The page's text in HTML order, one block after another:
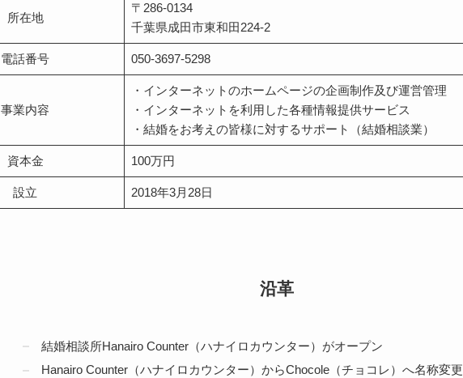
所在地
〒286-0134
千葉県成田市東和田224-2
電話番号 050-3697-5298
事業内容
・インターネットのホームページの企画制作及び運営管理
・インターネットを利用した各種情報提供サービス
・結婚をお考えの皆様に対するサポート（結婚相談業）
資本金 100万円
設立 2018年3月28日
沿革
結婚相談所Hanairo Counter（ハナイロカウンター）がオープン
Hanairo Counter（ハナイロカウンター）からChocole（チョコレ）へ名称変更